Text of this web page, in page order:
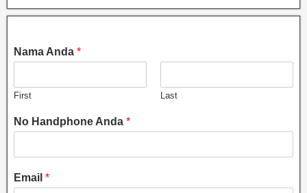
Nama Anda *
First Last
No Handphone Anda *
Email *